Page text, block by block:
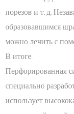
порезов и т. д.
образовавшимся
можно лечить с
В итоге:
Перфорированная
специально
использует